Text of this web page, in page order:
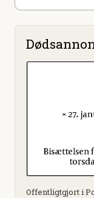
Offentligtgjort i